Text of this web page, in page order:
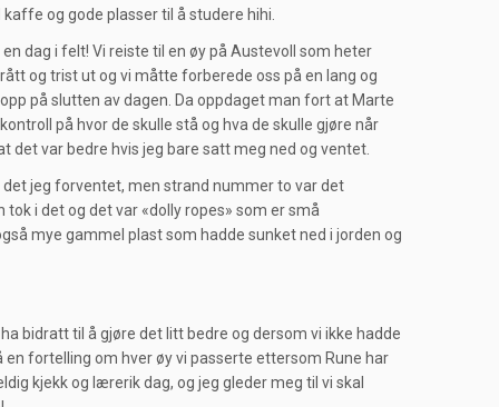
og gode plasser til å studere hihi.
dag i felt! Vi reiste til en øy på Austevoll som heter
og trist ut og vi måtte forberede oss på en lang og
på slutten av dagen. Da oppdaget man fort at Marte
på hvor de skulle stå og hva de skulle gjøre når
var bedre hvis jeg bare satt meg ned og ventet.
jeg forventet, men strand nummer to var det
i det og det var «dolly ropes» som er små
mye gammel plast som hadde sunket ned i jorden og
bidratt til å gjøre det litt bedre og dersom vi ikke hadde
fortelling om hver øy vi passerte ettersom Rune har
kjekk og lærerik dag, og jeg gleder meg til vi skal